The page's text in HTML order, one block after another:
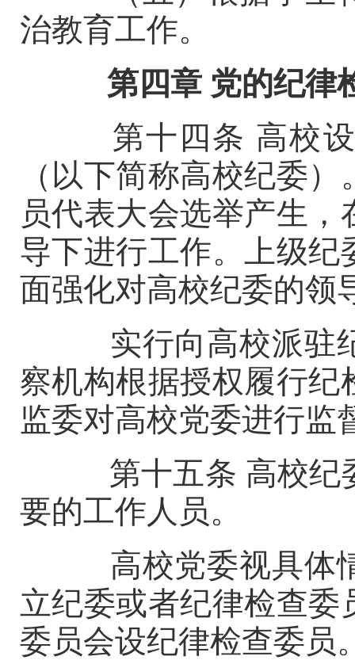
治教育工作。
第四章 党的纪律
第十四条 高校
（以下简称高校纪委
员代表大会选举产生
导下进行工作。上级
面强化对高校纪委的领
实行向高校派驻纪
察机构根据授权履行
监委对高校党委进行监
第十五条 高校纪
要的工作人员。
高校党委视具体情
立纪委或者纪律检查
委员会设纪律检查委员